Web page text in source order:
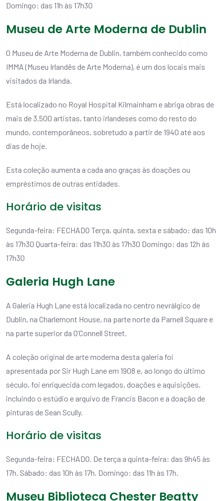
Domingo: das 11h às 17h30
Museu de Arte Moderna de Dublin
O Museu de Arte Moderna de Dublin, também conhecido como
IMMA (Museu Irlandês de Arte Moderna), é um dos locais mais
visitados da Irlanda.
Está localizado no Royal Hospital Kilmainham e abriga obras de
mais de 3.500 artistas, tanto irlandeses como do resto do
mundo, contemporâneos, sobretudo a partir de 1940 até aos
dias de hoje.
Esta coleção aumenta a cada ano graças às doações ou
empréstimos de outras entidades.
Horário de visitas
Segunda-feira: FECHADO Terça, quinta, sexta e sábado: das 10h
às 17h30 Quarta-feira: das 11h30 às 17h30 Domingo: das 12h às
17h30
Galeria Hugh Lane
A Galeria Hugh Lane está localizada no centro nevrálgico de
Dublin, na Charlemont House, na parte norte da Parnell Square e
na parte superior da O’Connell Street.
A coleção original de arte moderna desta galeria foi
apresentada por Sir Hugh Lane em 1908 e, ao longo do último
século, foi enriquecida com legados, doações e aquisições,
incluindo o estúdio e arquivo de Francis Bacon e a doação de
pinturas de Sean Scully.
Horário de visitas
Segunda-feira: FECHADO. De terça a quinta-feira: das 9h45 às
17h. Sábado: das 10h às 17h. Domingo: das 11h às 17h.
Museu Biblioteca Chester Beatty